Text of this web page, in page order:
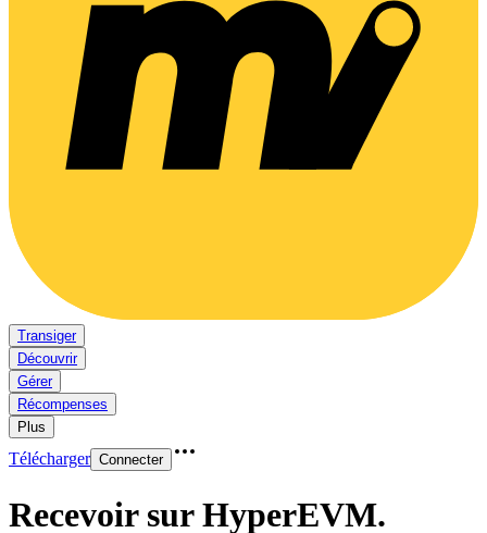
Transiger
Découvrir
Gérer
Récompenses
Plus
Télécharger Connecter
Recevoir sur HyperEVM.